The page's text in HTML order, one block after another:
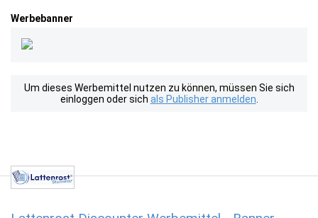
Werbebanner
Um dieses Werbemittel nutzen zu können, müssen Sie sich
einloggen oder sich als Publisher anmelden